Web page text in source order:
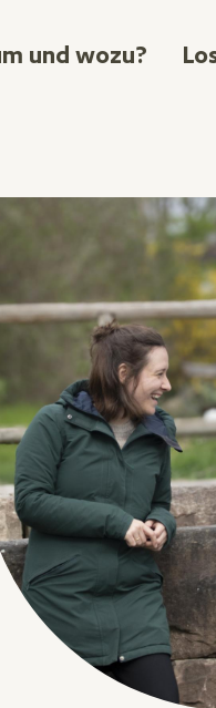
und wozu?